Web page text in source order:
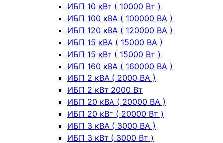
ИБП 10 кВт ( 10000 Вт )
ИБП 100 кВА ( 100000 ВА )
ИБП 120 кВА ( 120000 ВА )
ИБП 15 кВА ( 15000 ВА )
ИБП 15 кВт ( 15000 Вт )
ИБП 160 кВА ( 160000 ВА )
ИБП 2 кВА ( 2000 ВА )
ИБП 2 кВт 2000 Вт
ИБП 20 кВА ( 20000 ВА )
ИБП 20 кВт ( 20000 Вт )
ИБП 3 кВА ( 3000 ВА )
ИБП 3 кВт ( 3000 Вт )